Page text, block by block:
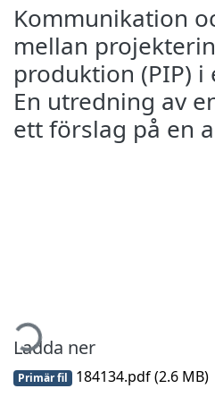
Kommunikation
mellan
produktion (PIP)
En utredning av
ett förslag på en
Ladda ner
Primär fil 184134.pdf(2.6 MB)